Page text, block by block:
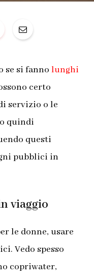
se si fanno lunghi
certo
servizio o le
quindi
questi
pubblici in
viaggio
le donne, usare
Vedo spesso
copriwater,